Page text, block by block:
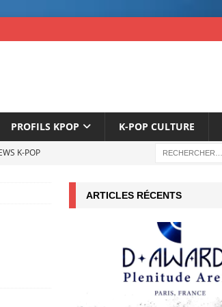
PROFILS KPOP K-POP CULTURE
K-POP
ARTICLES RÉCENTS